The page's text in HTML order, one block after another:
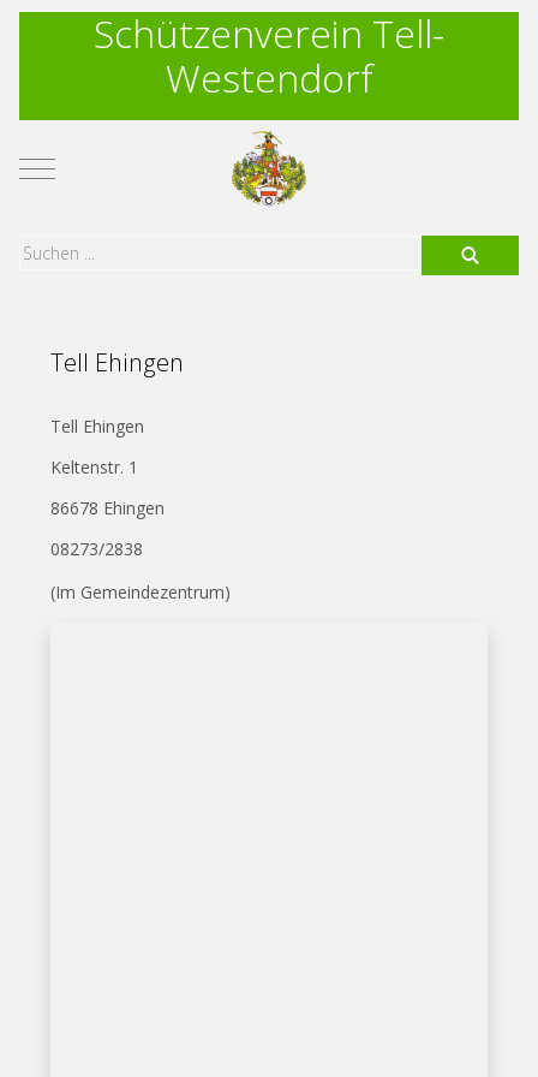
Schützenverein Tell-
Westendorf
Mobile Menu Toggle
Tell Ehingen
Tell Ehingen
Keltenstr. 1
86678 Ehingen
08273/2838
(Im Gemeindezentrum)